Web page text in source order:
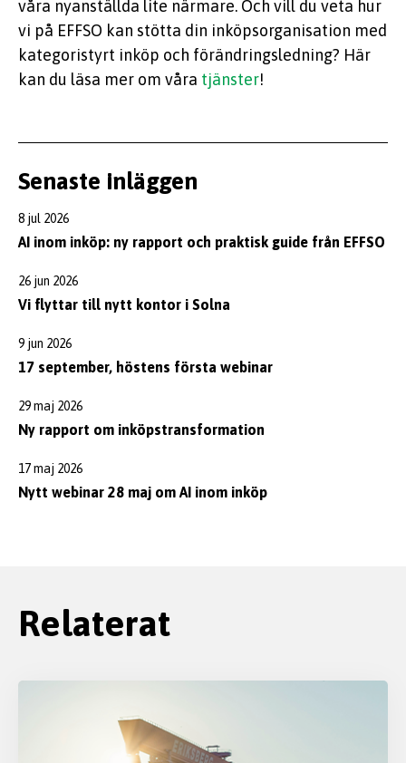
våra nyanställda lite närmare. Och vill du veta hur
vi på EFFSO kan stötta din inköpsorganisation med
kategoristyrt inköp och förändringsledning? Här
kan du läsa mer om våra tjänster!
Senaste inläggen
8 jul 2026
AI inom inköp: ny rapport och praktisk guide från EFFSO
26 jun 2026
Vi flyttar till nytt kontor i Solna
9 jun 2026
17 september, höstens första webinar
29 maj 2026
Ny rapport om inköpstransformation
17 maj 2026
Nytt webinar 28 maj om AI inom inköp
Relaterat